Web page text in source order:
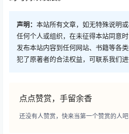
声明： 本站所有文章，如无特殊说明
任何个人或组织，在未征得本站同意
发布本站内容到任何网站、书籍等各
犯了原著者的合法权益，可联系我们进
点点赞赏，手留余香
还没有人赞赏，快来当第一个赞赏的人吧